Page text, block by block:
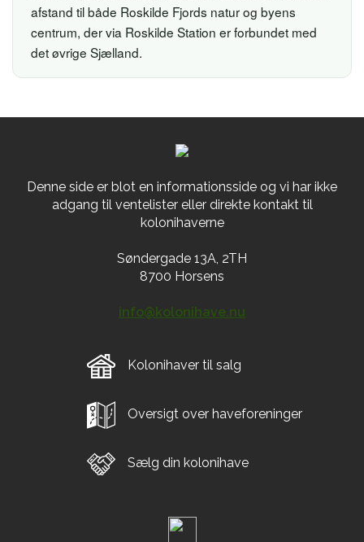
afstand til både Roskilde Fjords natur og byens
centrum, der via Roskilde Station er forbundet med
det øvrige Sjælland.
Denne side er blot en informationsside og vi har ikke
adgang til ventelister eller direkte kontakt til
kolonihaverne
Søndergade 13A, 2TH
8700 Horsens
info@kolonihave.nu
Kolonihaver til salg
Oversigt over haveforeninger
Sælg din kolonihave